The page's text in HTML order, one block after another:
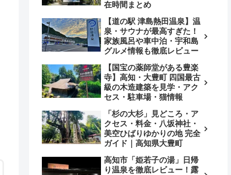
在時間まとめ
【道の駅 津島熱田温泉】温
泉・サウナが最高すぎた！
家族風呂や車中泊・宇和島
グルメ情報も徹底レビュー
【国宝の薬師堂がある豊楽
寺】高知・大豊町 四国最古
級の木造建築を見学・アク
セス・駐車場・猫情報
「杉の大杉」見どころ・ア
クセス・料金・八坂神社・
美空ひばりゆかりの地 完全
ガイド｜高知県大豊町
高知市「姫若子の湯」日帰
り温泉を徹底レビュー！露